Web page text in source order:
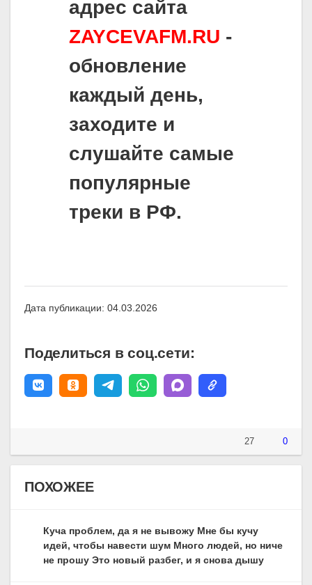
адрес сайта
ZAYCEVAFM.RU -
обновление
каждый день,
заходите и
слушайте самые
популярные
треки в РФ.
Дата публикации: 04.03.2026
Поделиться в соц.сети:
27 0
ПОХОЖЕЕ
Куча проблем, да я не вывожу Мне бы кучу
идей, чтобы навести шум Много людей, но ниче
не прошу Это новый разбег, и я снова дышу